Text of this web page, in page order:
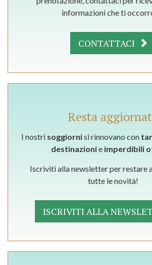
informazioni che ti
CONTATTACI
Resta
I nostri soggiornisi rinnovano con
destinazionie imperdibili
Iscriviti alla newsletter per restare
tutte le novità!
ISCRIVITI ALLA